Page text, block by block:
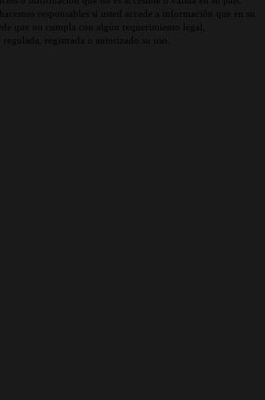
responsables si usted accede a información que en su
que no cumpla con algún requerimiento legal,
regulada, registrada o autorizado su uso.